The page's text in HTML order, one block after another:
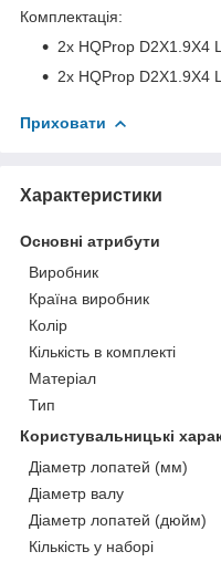
Комплектація:
2x HQProp D2X1.9X4
2x HQProp D2X1.9X4
Приховати
Характеристики
Основні атрибути
Виробник
Країна виробник
Колір
Кількість в комплекті
Матеріал
Тип
Користувальницькі
Діаметр лопатей (мм)
Діаметр валу
Діаметр лопатей (дюйм)
Кількість у наборі